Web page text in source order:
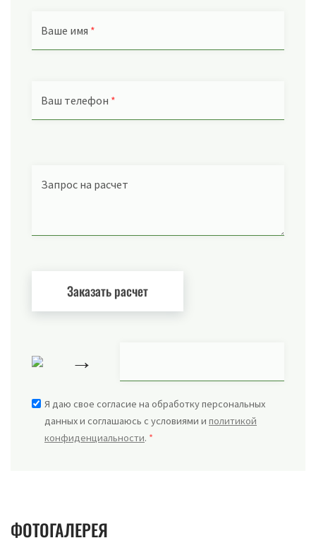
Ваше имя *
Ваш телефон *
Запрос на расчет
→
Я даю свое согласие на обработку персональных
данных и соглашаюсь с условиями и политикой
конфиденциальности. *
ФОТОГАЛЕРЕЯ